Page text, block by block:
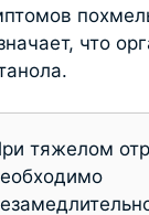
что
тяжелом